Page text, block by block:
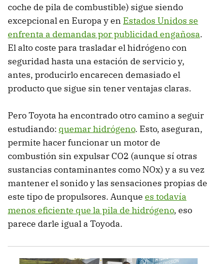
coche de pila de combustible) sigue siendo
excepcional en Europa y en Estados Unidos se
enfrenta a demandas por publicidad engañosa.
El alto coste para trasladar el hidrógeno con
seguridad hasta una estación de servicio y,
antes, producirlo encarecen demasiado el
producto que sigue sin tener ventajas claras.
Pero Toyota ha encontrado otro camino a seguir
estudiando: quemar hidrógeno. Esto, aseguran,
permite hacer funcionar un motor de
combustión sin expulsar CO2 (aunque sí otras
sustancias contaminantes como NOx) y a su vez
mantener el sonido y las sensaciones propias de
este tipo de propulsores. Aunque es todavía
menos eficiente que la pila de hidrógeno, eso
parece darle igual a Toyoda.